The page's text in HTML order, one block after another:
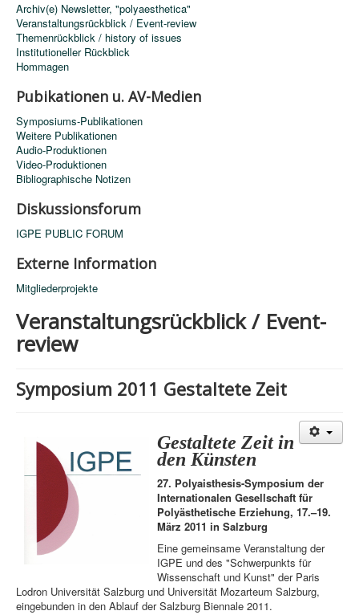
Archiv(e) Newsletter, "polyaesthetica"
Veranstaltungsrückblick / Event-review
Themenrückblick / history of issues
Institutioneller Rückblick
Hommagen
Pubikationen u. AV-Medien
Symposiums-Publikationen
Weitere Publikationen
Audio-Produktionen
Video-Produktionen
Bibliographische Notizen
Diskussionsforum
IGPE PUBLIC FORUM
Externe Information
Mitgliederprojekte
Veranstaltungsrückblick / Event-
review
Symposium 2011 Gestaltete Zeit
Gestaltete Zeit in
den Künsten
27. Polyaisthesis-Symposium der
Internationalen Gesellschaft für
Polyästhetische Erziehung, 17.–19.
März 2011 in Salzburg
Eine gemeinsame Veranstaltung der
IGPE und des "Schwerpunkts für
Wissenschaft und Kunst" der Paris
Lodron Universität Salzburg und Universität Mozarteum Salzburg,
eingebunden in den Ablauf der Salzburg Biennale 2011.